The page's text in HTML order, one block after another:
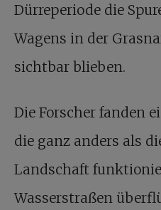
Dürreperiode die
Wagens in der
sichtbar blieben.
Die Forscher fanden
die ganz anders als
Landschaft
Wasserstraßen